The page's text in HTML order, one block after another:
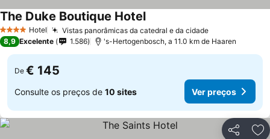
4 EstrelasHotel Vistas panorâmicas da catedral e da cidade
The Duke Boutique Hotel
8,9 Excelente 1.586 's-Hertogenbosch, a 11.0 km de Haaren
De € 145
Consulte os preços de 10 sites Ver preços
Partilhar